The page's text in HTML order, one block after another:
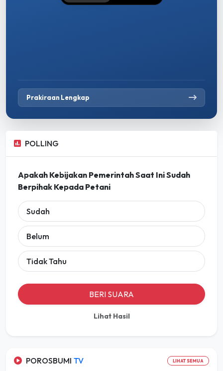
Prakiraan Lengkap
POLLING
Apakah Kebijakan Pemerintah Saat Ini Sudah
Berpihak Kepada Petani
Sudah
Belum
Tidak Tahu
BERI SUARA
Lihat Hasil
POROSBUMI TV LIHAT SEMUA